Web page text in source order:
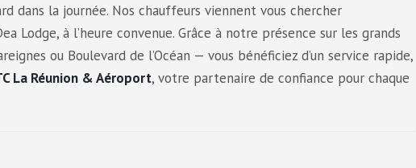
dans la journée. Nos chauffeurs viennent vous chercher
Lodge, à l’heure convenue. Grâce à notre présence sur les grands
ou Boulevard de l’Océan — vous bénéficiez d’un service rapide,
La Réunion & Aéroport, votre partenaire de confiance pour chaque